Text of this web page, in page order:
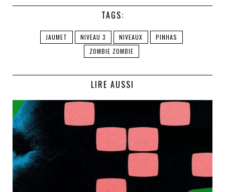
TAGS:
JAUMET NIVEAU 3 NIVEAUX
PINHAS
ZOMBIE ZOMBIE
LIRE AUSSI